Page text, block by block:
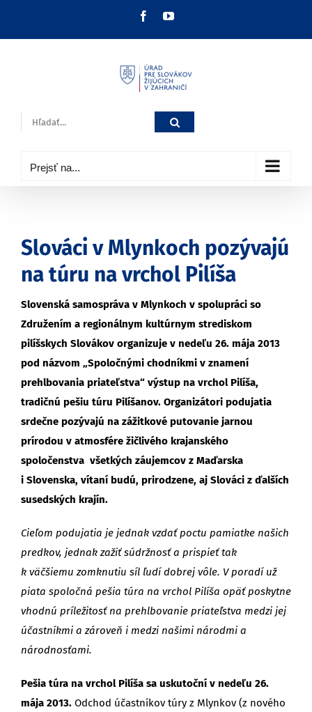
FacebookYouTube
Hľadať:
Prejsť na...
Slováci v Mlynkoch pozývajú
na túru na vrchol Pilíša
Slovenská samospráva v Mlynkoch v spolupráci so
Združením a regionálnym kultúrnym strediskom
pilíšskych Slovákov organizuje v nedeľu 26. mája 2013
pod názvom „Spoločnými chodníkmi v znamení
prehlbovania priateľstva“ výstup na vrchol Pilíša,
tradičnú pešiu túru Pilíšanov. Organizátori podujatia
srdečne pozývajú na zážitkové putovanie jarnou
prírodou v atmosfére žičlivého krajanského
spoločenstva všetkých záujemcov z Maďarska
i Slovenska, vítaní budú, prirodzene, aj Slováci z ďalších
susedských krajín.
Cieľom podujatia je jednak vzdať poctu pamiatke našich
predkov, jednak zažiť súdržnosť a prispieť tak
k väčšiemu zomknutiu síl ľudí dobrej vôle. V poradí už
piata spoločná pešia túra na vrchol Pilíša opäť poskytne
vhodnú príležitosť na prehlbovanie priateľstva medzi jej
účastníkmi a zároveň i medzi našimi národmi a
národnosťami.
Pešia túra na vrchol Pilíša sa uskutoční v nedeľu 26.
mája 2013. Odchod účastníkov túry z Mlynkov (z nového